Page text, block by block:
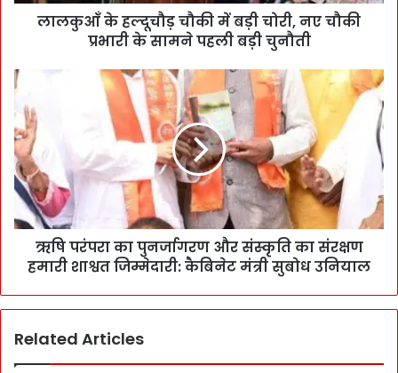
लालकुआँ के हल्दूचौड़ चौकी में बड़ी चोरी, नए चौकी
प्रभारी के सामने पहली बड़ी चुनौती
ऋषि परंपरा का पुनर्जागरण और संस्कृति का संरक्षण
हमारी शाश्वत जिम्मेदारी: कैबिनेट मंत्री सुबोध उनियाल
Related Articles